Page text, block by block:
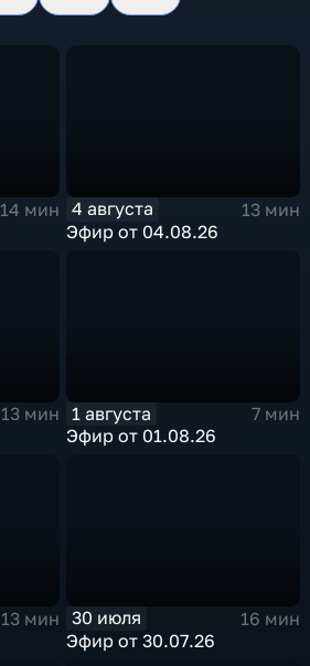
14 мин
4 августа
13 мин
Эфир от 04.08.26
13 мин
1 августа
7 мин
Эфир от 01.08.26
13 мин
30 июля
16 мин
Эфир от 30.07.26